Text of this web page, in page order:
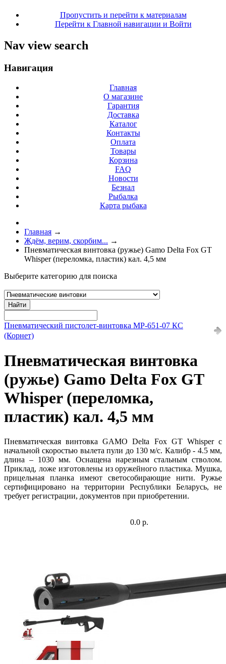
Пропустить и перейти к материалам
Перейти к Главной навигации и Войти
Nav view search
Навигация
Главная
О магазине
Гарантия
Доставка
Каталог
Контакты
Оплата
Товары
Корзина
FAQ
Новости
Безнал
Рыбалка
Карта рыбака
Главная →
Ждём, верим, скорбим... →
Пневматическая винтовка (ружье) Gamo Delta Fox GT
Whisper (переломка, пластик) кал. 4,5 мм
Выберите категорию для поиска
Найти
Пневматический пистолет-винтовка МР-651-07 КС
(Корнет)
Пневматическая винтовка
(ружье) Gamo Delta Fox GT
Whisper (переломка,
пластик) кал. 4,5 мм
Пневматическая винтовка GAMO Delta Fox GT Whisper с
начальной скоростью вылета пули до 130 м/с. Калибр - 4.5 мм,
длина – 1030 мм. Оснащена нарезным стальным стволом.
Приклад, ложе изготовлены из оружейного пластика. Мушка,
прицельная планка имеют светособирающие нити. Ружье
сертифицировано на территории Республики Беларусь, не
требует регистрации, документов при приобретении.
0.0 р.